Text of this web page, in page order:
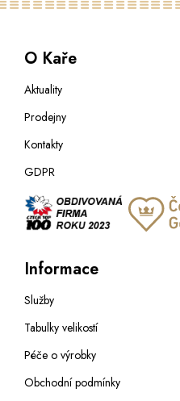
O Kaře
Aktuality
Prodejny
Kontakty
GDPR
Informace
Služby
Tabulky velikostí
Péče o výrobky
Obchodní podmínky